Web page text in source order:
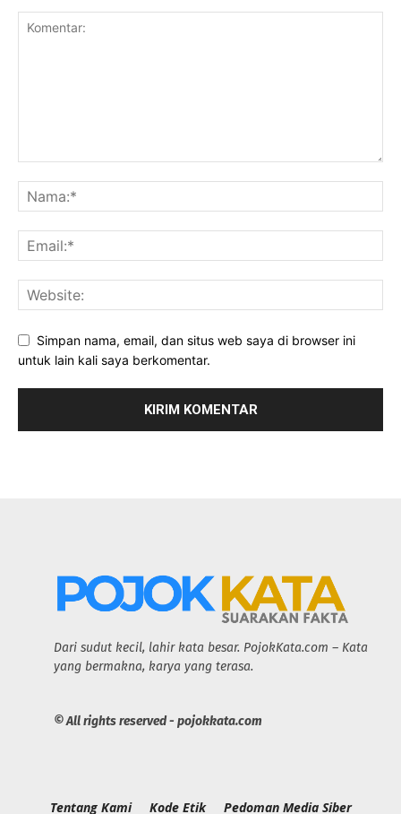
Simpan nama, email, dan situs web saya di browser ini
untuk lain kali saya berkomentar.
Dari sudut kecil, lahir kata besar. PojokKata.com – Kata
yang bermakna, karya yang terasa.
© All rights reserved - pojokkata.com
Tentang Kami Kode Etik Pedoman Media Siber